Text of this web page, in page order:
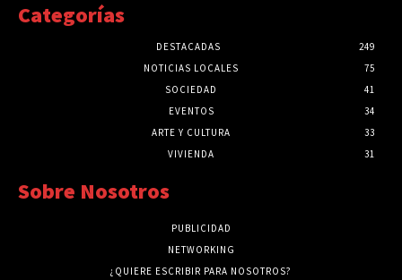
Categorías
DESTACADAS
249
NOTICIAS LOCALES
75
SOCIEDAD
41
EVENTOS
34
ARTE Y CULTURA
33
VIVIENDA
31
Sobre Nosotros
PUBLICIDAD
NETWORKING
¿QUIERE ESCRIBIR PARA NOSOTROS?